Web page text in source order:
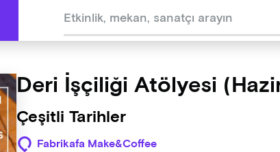
Deri İşçiliği Atölyesi
Çeşitli Tarihler
Fabrikafa Make&Coffee